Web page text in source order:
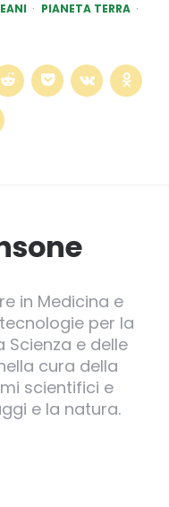
PIANETA TERRA
in Medicina e
per la
Scienza e delle
cura della
scientifici e
e la natura.